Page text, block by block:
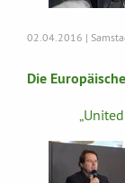
02.04.2016 |
Die